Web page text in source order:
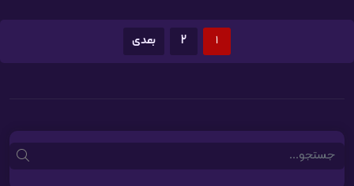
1
2 بعدی
Search